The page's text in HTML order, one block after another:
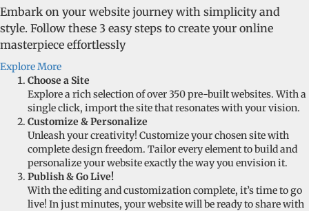
Embark on your website journey with simplicity and
style. Follow these 3 easy steps to create your online
masterpiece effortlessly
Explore More
Choose a Site
Explore a rich selection of over 350 pre-built websites. With a
single click, import the site that resonates with your vision.
Customize & Personalize
Unleash your creativity! Customize your chosen site with
complete design freedom. Tailor every element to build and
personalize your website exactly the way you envision it.
Publish & Go Live!
With the editing and customization complete, it’s time to go
live! In just minutes, your website will be ready to share with